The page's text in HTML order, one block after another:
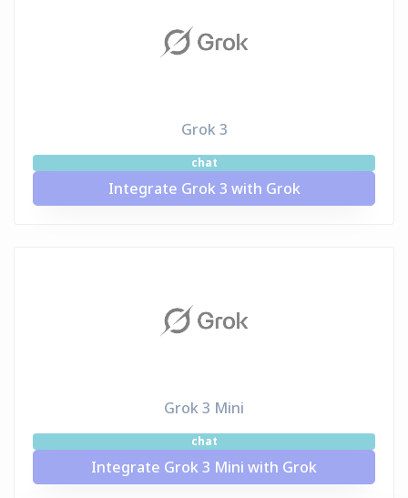
Grok 3
chat
Integrate Grok 3 with Grok
Grok 3 Mini
chat
Integrate Grok 3 Mini with Grok